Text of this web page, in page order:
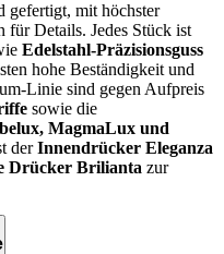
gefertigt, mit höchster
für Details. Jedes Stück ist
Edelstahl-Präzisionsguss
hohe Beständigkeit und
Linie sind gegen Aufpreis
sowie die
MagmaLux und
derInnendrücker Eleganza
Drücker Brilianta zur